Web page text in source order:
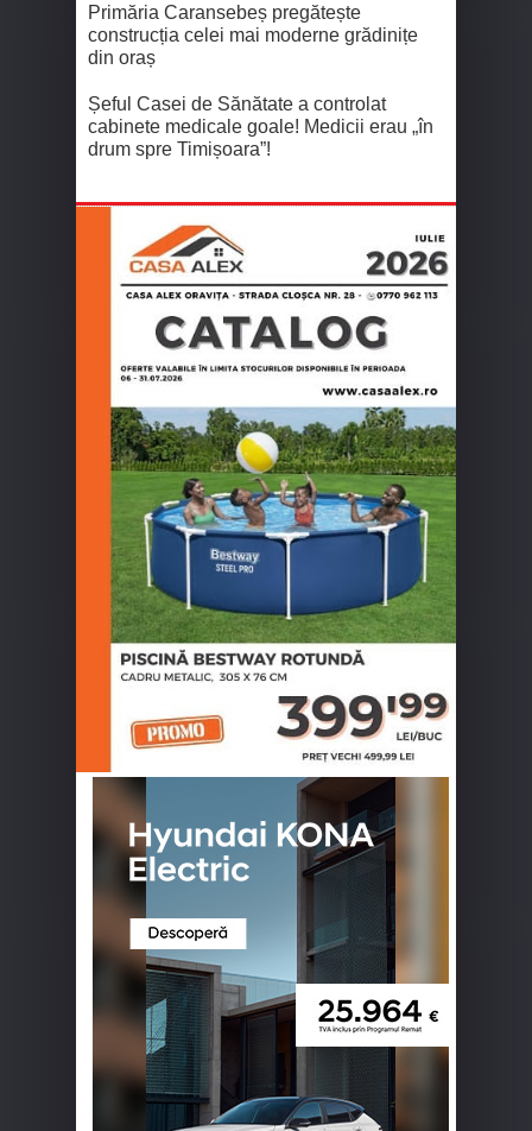
Primăria Caransebeș pregătește
construcția celei mai moderne grădinițe
din oraș
Șeful Casei de Sănătate a controlat
cabinete medicale goale! Medicii erau „în
drum spre Timișoara”!